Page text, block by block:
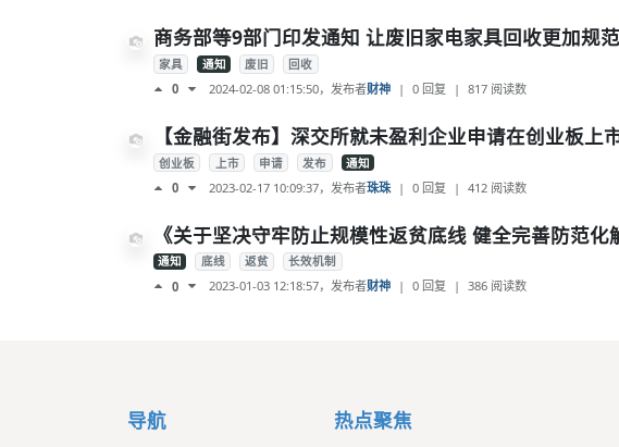
商务部等9部门印发通知 让废旧家电家具回收更加规
家具 通知 废旧 回收
0 2024-02-08 01:15:50，发布者财神 | 0 回复 | 817 阅读数
【金融街发布】深交所就未盈利企业申请在创业板上
创业板 上市 申请 发布 通知
0 2023-02-17 10:09:37，发布者珠珠 | 0 回复 | 412 阅读数
《关于坚决守牢防止规模性返贫底线 健全完善防范
通知 底线 返贫 长效机制
0 2023-01-03 12:18:57，发布者财神 | 0 回复 | 386 阅读数
导航 热点聚焦